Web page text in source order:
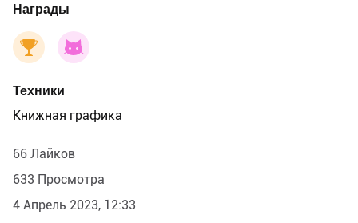
Награды
Техники
Книжная графика
66 Лайков
633 Просмотра
4 Апрель 2023, 12:33